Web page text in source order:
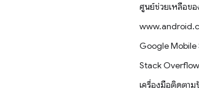
ศูนย์ช่วยเหลือขอ
Google Mobile
Stack Overflow
เครื่องมือติดตา